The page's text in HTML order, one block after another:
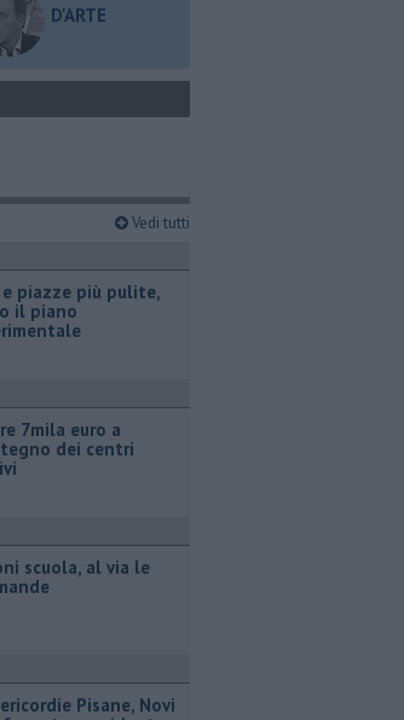
D'ARTE
Vedi tutti
e piazze più pulite,
il piano
7mila euro a
dei centri
scuola, al via le
Pisane, Novi